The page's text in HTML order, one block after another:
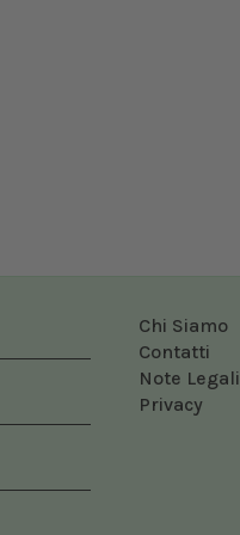
Chi Siamo
Contatti
Note Legali
Privacy